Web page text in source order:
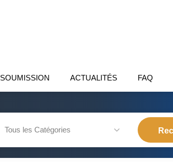
SOUMISSION ACTUALITÉS FAQ
Tous les Catégories